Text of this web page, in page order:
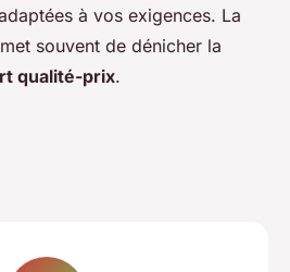
à vos exigences. La
souvent de dénicher la
qualité-prix.